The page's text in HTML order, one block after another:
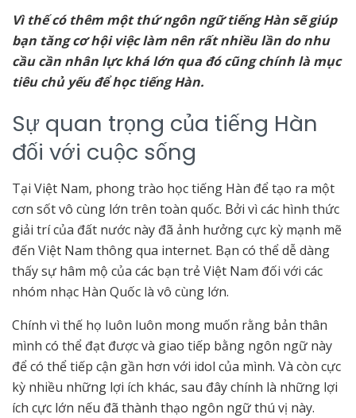
Vì thế có thêm một thứ ngôn ngữ tiếng Hàn sẽ giúp
bạn tăng cơ hội việc làm nên rất nhiều lần do nhu
cầu cần nhân lực khá lớn qua đó cũng chính là mục
tiêu chủ yếu để học tiếng Hàn.
Sự quan trọng của tiếng Hàn
đối với cuộc sống
Tại Việt Nam, phong trào học tiếng Hàn để tạo ra một
cơn sốt vô cùng lớn trên toàn quốc. Bởi vì các hình thức
giải trí của đất nước này đã ảnh hưởng cực kỳ mạnh mẽ
đến Việt Nam thông qua internet. Bạn có thể dễ dàng
thấy sự hâm mộ của các bạn trẻ Việt Nam đối với các
nhóm nhạc Hàn Quốc là vô cùng lớn.
Chính vì thế họ luôn luôn mong muốn rằng bản thân
mình có thể đạt được và giao tiếp bằng ngôn ngữ này
để có thể tiếp cận gần hơn với idol của mình. Và còn cực
kỳ nhiều những lợi ích khác, sau đây chính là những lợi
ích cực lớn nếu đã thành thạo ngôn ngữ thú vị này.